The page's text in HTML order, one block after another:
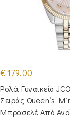
€179.00
Ρολόι Γυναικείο
Σειράς Queen’s
Μπρασελέ Από